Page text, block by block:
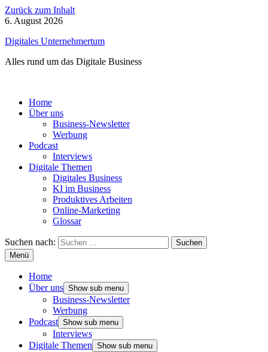
Zurück zum Inhalt
6. August 2026
Digitales Unternehmertum
Alles rund um das Digitale Business
Home
Über uns
Business-Newsletter
Werbung
Podcast
Interviews
Digitale Themen
Digitales Business
KI im Business
Produktives Arbeiten
Online-Marketing
Glossar
Suchen nach:
Menü
Home
Über uns Show sub menu
Business-Newsletter
Werbung
Podcast Show sub menu
Interviews
Digitale Themen Show sub menu